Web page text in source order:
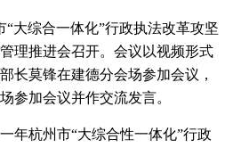
“大综合一体化”行政执法改革攻坚
理推进会召开。会议以视频形式
长莫锋在建德分会场参加会议，
参加会议并作交流发言。
年杭州市“大综合性一体化”行政